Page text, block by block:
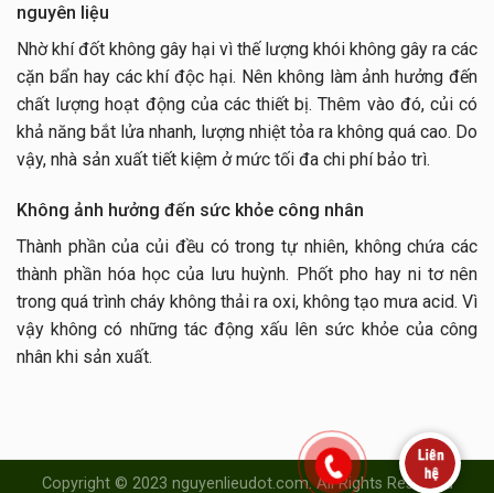
nguyên liệu
Nhờ khí đốt không gây hại vì thế lượng khói không gây ra các
cặn bẩn hay các khí độc hại. Nên không làm ảnh hưởng đến
chất lượng hoạt động của các thiết bị. Thêm vào đó, củi có
khả năng bắt lửa nhanh, lượng nhiệt tỏa ra không quá cao. Do
vậy, nhà sản xuất tiết kiệm ở mức tối đa chi phí bảo trì.
Không ảnh hưởng đến sức khỏe công nhân
Thành phần của củi đều có trong tự nhiên, không chứa các
thành phần hóa học của lưu huỳnh. Phốt pho hay ni tơ nên
trong quá trình cháy không thải ra oxi, không tạo mưa acid. Vì
vậy không có những tác động xấu lên sức khỏe của công
nhân khi sản xuất.
Copyright © 2023 nguyenlieudot.com. All Rights Reserved